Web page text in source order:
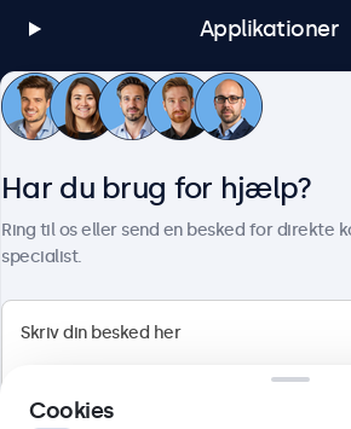
Applikationer
Kundeservice
Herstedøstervej 27-29, unit A, 2620
Har du brug for hjælp?
Ring til os eller send en besked for direkte
specialist.
Cookies